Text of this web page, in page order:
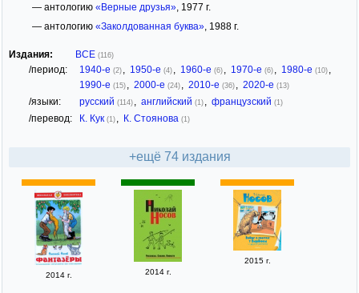
— антологию «Верные друзья», 1977 г.
— антологию «Заколдованная буква», 1988 г.
Издания: ВСЕ (116)
/период: 1940-е (2) 1950-е (4) 1960-е (6) 1970-е (6) 1980-е (10)
1990-е (15) 2000-е (24) 2010-е (36) 2020-е (13)
/языки: русский (114) английский (1) французский (1)
/перевод: К. Кук (1) К. Стоянова (1)
+ещё 74 издания
2014 г. 2014 г.
2015 г.